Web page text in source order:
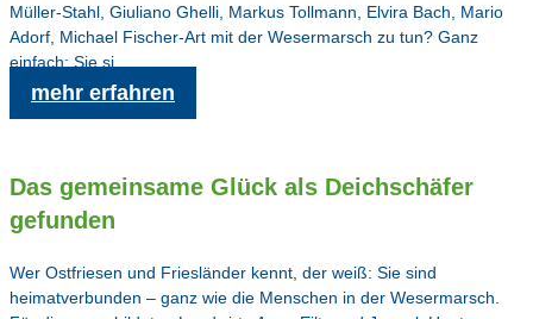
Müller-Stahl, Giuliano Ghelli, Markus Tollmann, Elvira Bach, Mario
Adorf, Michael Fischer-Art mit der Wesermarsch zu tun? Ganz
einfach: Sie si…
mehr erfahren
Das gemeinsame Glück als Deichschäfer
gefunden
Wer Ostfriesen und Friesländer kennt, der weiß: Sie sind
heimatverbunden – ganz wie die Menschen in der Wesermarsch.